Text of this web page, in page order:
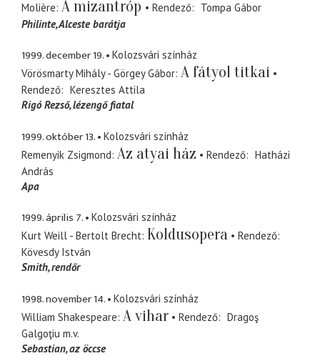
Molière A mizantróp Rendező
Tompa Gábor
Philinte Alceste barátja
1999. december 19.
Kolozsvári színház
Vörösmarty Mihály - Görgey Gábor A fátyol titkai
Rendező
Keresztes Attila
Rigó Rezső lézengő fiatal
1999. október 13.
Kolozsvári színház
Remenyik Zsigmond Az atyai ház Rendező
Hatházi
András
Apa
1999. április 7.
Kolozsvári színház
Kurt Weill - Bertolt Brecht Koldusopera
Rendező
Kövesdy István
Smith rendőr
1998. november 14.
Kolozsvári színház
William Shakespeare A vihar Rendező
Dragoş
Galgoţiu m.v.
Sebastian az öccse